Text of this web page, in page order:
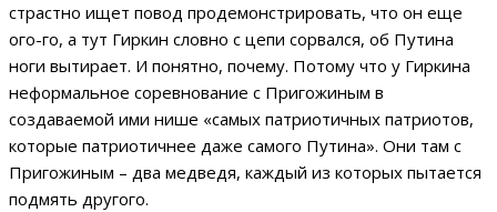
страстно ищет повод продемонстрировать, что он еще
ого-го, а тут Гиркин словно с цепи сорвался, об Путина
ноги вытирает. И понятно, почему. Потому что у Гиркина
неформальное соревнование с Пригожиным в
создаваемой ими нише «самых патриотичных патриотов,
которые патриотичнее даже самого Путина». Они там с
Пригожиным – два медведя, каждый из которых пытается
подмять другого.